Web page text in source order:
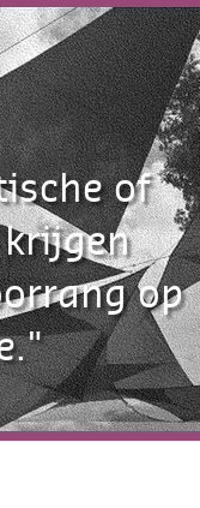
of
op